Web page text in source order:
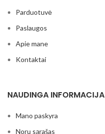
Parduotuvė
Paslaugos
Apie mane
Kontaktai
NAUDINGA INFORMACIJA
Mano paskyra
Norų sąrašas